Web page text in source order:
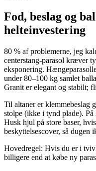
Fod, beslag og
helteinvestering
80 % af problemerne, jeg
centerstang-parasol kræver
eksponering.
under 80–100 kg samlet
Granit er elegant og stabilt;
Til altaner er klemmebeslag
stolpe (ikke i tynd plade).
Husk hjul på store baser,
beskyttelsescover, så dugen
Hovedregel: Hvis du er i
billigere end at købe ny